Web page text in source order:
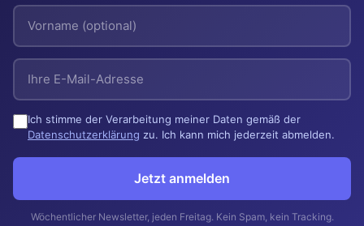
Ich stimme der Verarbeitung meiner Daten gemäß der
Datenschutzerklärung zu. Ich kann mich jederzeit abmelden.
Jetzt anmelden
Wöchentlicher Newsletter, jeden Freitag. Kein Spam, kein Tracking.